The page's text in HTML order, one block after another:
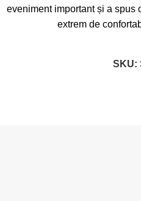
eveniment important și a spus
extrem de
SKU: